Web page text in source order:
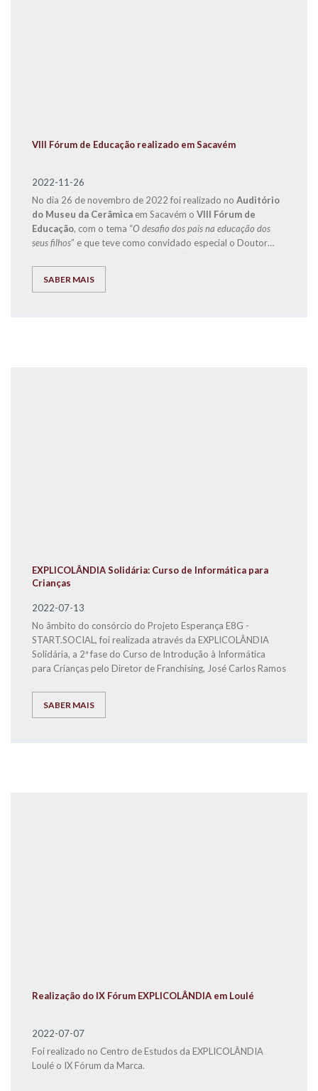
VIII Fórum de Educação realizado em Sacavém
2022-11-26
No dia 26 de novembro de 2022 foi realizado no Auditório
do Museu da Cerâmica em Sacavém o VIII Fórum de
Educação, com o tema “O desafio dos pais na educação dos
seus filhos” e que teve como convidado especial o Doutor
Lá!” e “Do Secundário à Universidade com Sucesso – ‘Bora
SABER MAIS
EXPLICOLÂNDIA Solidária: Curso de Informática para
Crianças
2022-07-13
No âmbito do consórcio do Projeto Esperança E8G -
START.SOCIAL, foi realizada através da EXPLICOLÂNDIA
Solidária, a 2ª fase do Curso de Introdução à Informática
para Crianças pelo Diretor de Franchising, José Carlos Ramos
SABER MAIS
Realização do IX Fórum EXPLICOLÂNDIA em Loulé
2022-07-07
Foi realizado no Centro de Estudos da EXPLICOLÂNDIA
Loulé o IX Fórum da Marca.